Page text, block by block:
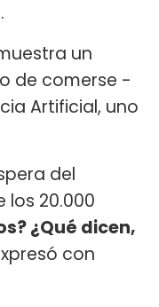
un
de comerse -
Artificial, uno
del
20.000
¿Qué dicen,
con